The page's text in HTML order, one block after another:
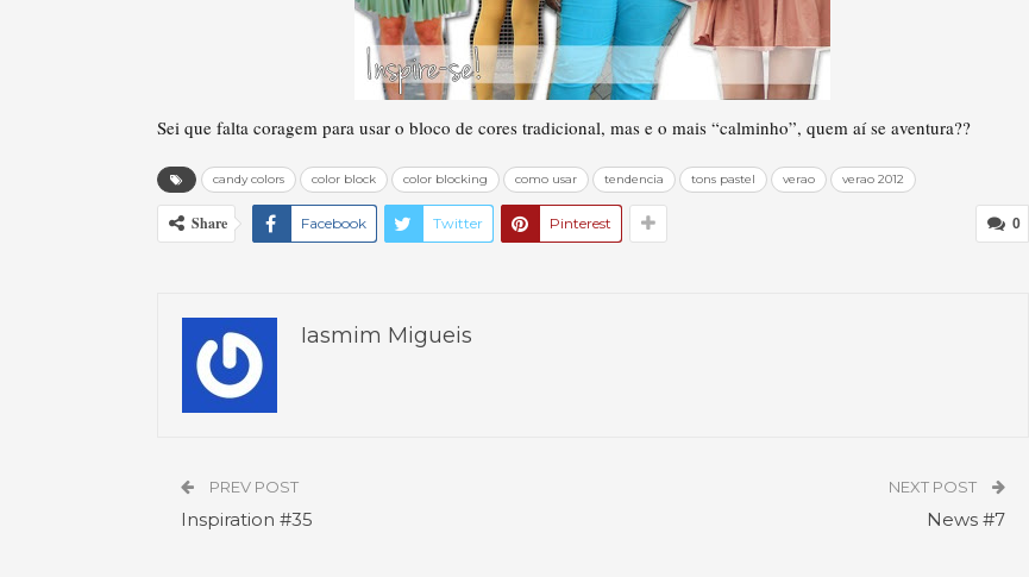
Sei que falta coragem para usar o bloco de cores tradicional, mas e o mais “calminho”, quem aí se aventura??
candy colors color block color blocking como usar tendencia tons pastel verao verao 2012
0
Share Facebook Twitter Pinterest
Iasmim Migueis
PREV POST
Inspiration #35
NEXT POST
News #7